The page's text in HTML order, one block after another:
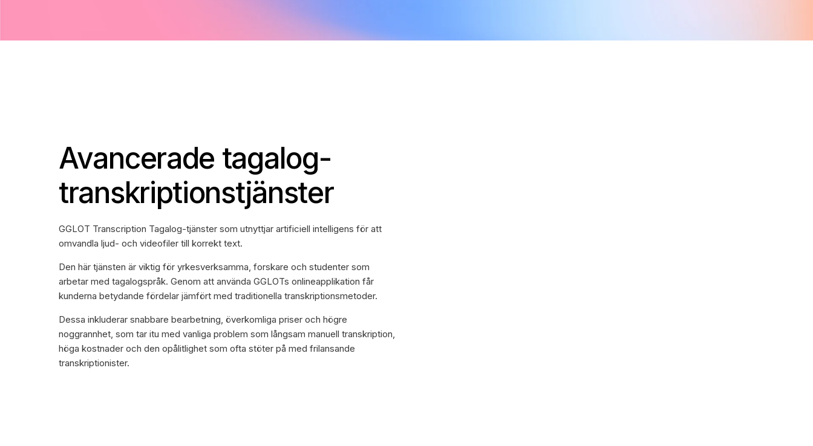
Avancerade tagalog-
transkriptionstjänster
GGLOT Transcription Tagalog-tjänster som utnyttjar artificiell intelligens för att
omvandla ljud- och videofiler till korrekt text.
Den här tjänsten är viktig för yrkesverksamma, forskare och studenter som
arbetar med tagalogspråk. Genom att använda GGLOTs onlineapplikation får
kunderna betydande fördelar jämfört med traditionella transkriptionsmetoder.
Dessa inkluderar snabbare bearbetning, överkomliga priser och högre
noggrannhet, som tar itu med vanliga problem som långsam manuell transkription,
höga kostnader och den opålitlighet som ofta stöter på med frilansande
transkriptionister.